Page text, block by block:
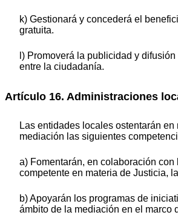
k) Gestionará y concederá el
gratuita.
l) Promoverá la publicidad y
entre la ciudadanía.
Artículo 16. Administraciones
Las entidades locales ostentarán en
mediación las siguientes
a) Fomentarán, en colaboración con
competente en materia de Justicia,
b) Apoyarán los programas de
ámbito de la mediación en el marco